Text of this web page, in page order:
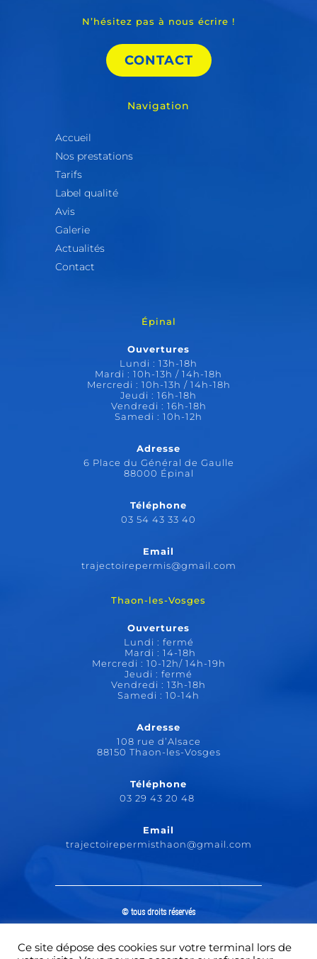
N’hésitez pas à nous écrire !
CONTACT
Navigation
Accueil
Nos prestations
Tarifs
Label qualité
Avis
Galerie
Actualités
Contact
Épinal
Ouvertures
Lundi : 13h-18h
Mardi : 10h-13h / 14h-18h
Mercredi : 10h-13h / 14h-18h
Jeudi : 16h-18h
Vendredi : 16h-18h
Samedi : 10h-12h
Adresse
6 Place du Général de Gaulle
88000 Épinal
Téléphone
03 54 43 33 40
Email
trajectoirepermis@gmail.com
Thaon-les-Vosges
Ouvertures
Lundi : fermé
Mardi : 14-18h
Mercredi : 10-12h/ 14h-19h
Jeudi : fermé
Vendredi : 13h-18h
Samedi : 10-14h
Adresse
108 rue d’Alsace
88150 Thaon-les-Vosges
Téléphone
03 29 43 20 48
Email
trajectoirepermisthaon@gmail.com
© tous droits réservés
Site propulsé par
Ce site dépose des cookies sur votre terminal lors de